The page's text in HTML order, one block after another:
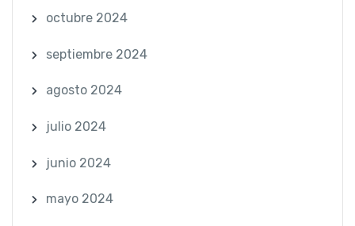
octubre 2024
septiembre 2024
agosto 2024
julio 2024
junio 2024
mayo 2024